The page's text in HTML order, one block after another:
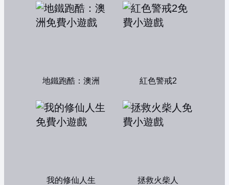
地鐵跑酷：澳洲 紅色警戒2
我的修仙人生 拯救火柴人